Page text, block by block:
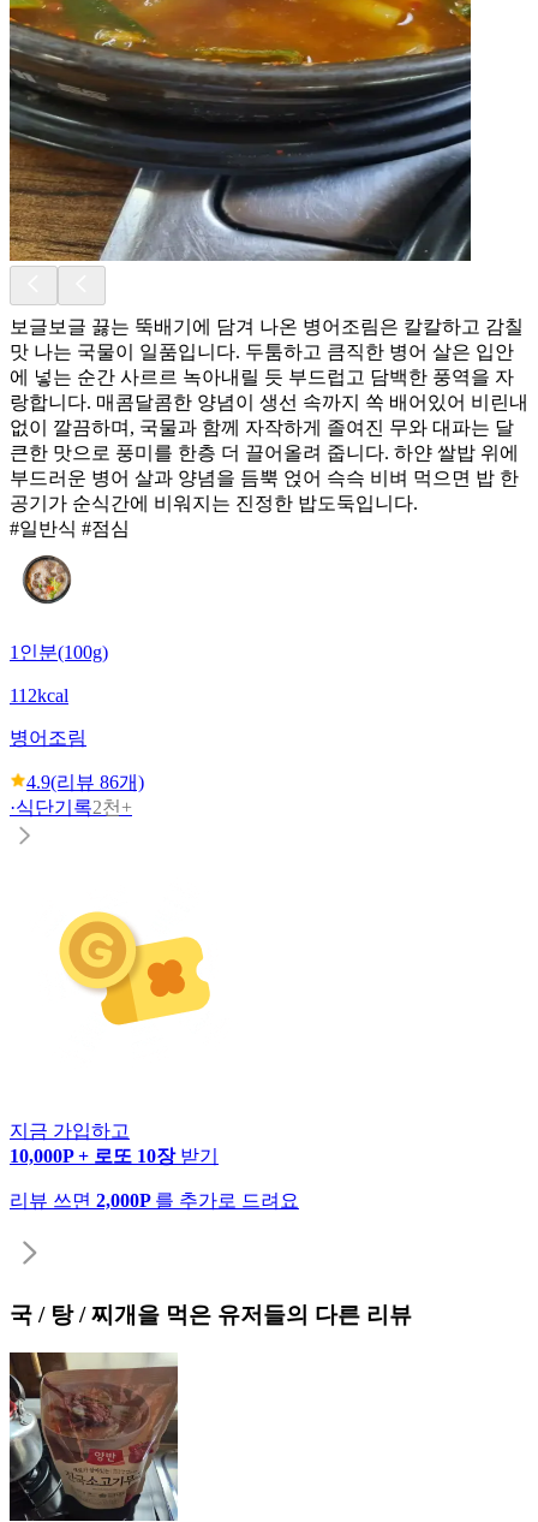
보글보글 끓는 뚝배기에 담겨 나온 병어조림은 칼칼하고 감칠
맛 나는 국물이 일품입니다. 두툼하고 큼직한 병어 살은 입안
에 넣는 순간 사르르 녹아내릴 듯 부드럽고 담백한 풍역을 자
랑합니다. 매콤달콤한 양념이 생선 속까지 쏙 배어있어 비린내
없이 깔끔하며, 국물과 함께 자작하게 졸여진 무와 대파는 달
큰한 맛으로 풍미를 한층 더 끌어올려 줍니다. 하얀 쌀밥 위에
부드러운 병어 살과 양념을 듬뿍 얹어 슥슥 비벼 먹으면 밥 한
공기가 순식간에 비워지는 진정한 밥도둑입니다.
#일반식 #점심
1인분(100g)
112kcal
병어조림
4.9(리뷰 86개)
·식단기록2천+
지금 가입하고
10,000P + 로또 10장 받기
리뷰 쓰면 2,000P 를 추가로 드려요
국 / 탕 / 찌개 을 먹은 유저들의 다른 리뷰